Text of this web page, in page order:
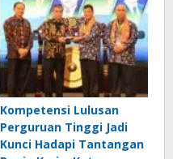
Kompetensi Lulusan
Perguruan Tinggi Jadi
Kunci Hadapi Tantangan